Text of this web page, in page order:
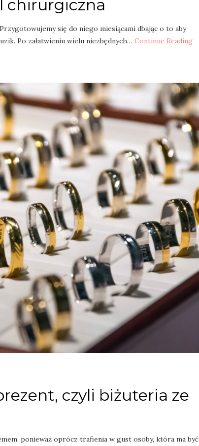
chirurgiczna
się do niego miesiącami dbając o to aby
Po załatwieniu wielu niezbędnych… Continue Reading
czyli biżuteria ze
ponieważ oprócz trafienia w gust osoby, która ma być